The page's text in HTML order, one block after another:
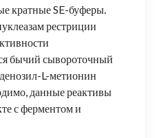
кратные SE-буферы.
рестриции
бычий сывороточный
L-метионин
данные реактивы
с ферментом и